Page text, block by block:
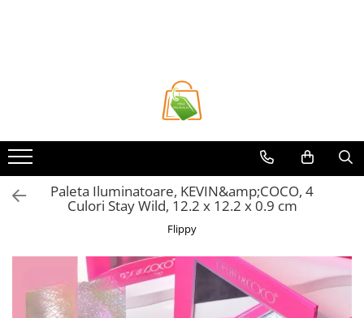
Accesorii Birou si Consumabile
Articole pentru baie
Articole pentru Bucatarie
Accesorii Bucătărie
Genti Termoizolante Mancare
Organizatoare si Depozitare
Bucatarie
Paleta Iluminatoare, KEVIN&amp;COCO, 4
Culori Stay Wild, 12.2 x 12.2 x 0.9 cm
Flippy